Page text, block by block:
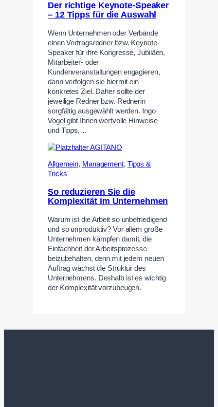
Der richtige Keynote-Speaker
– 12 Tipps für die Auswahl
Wenn Unternehmen oder Verbände
einen Vortragsredner bzw. Keynote-
Speaker für ihre Kongresse, Jubiläen,
Mitarbeiter- oder
Kundenveranstaltungen engagieren,
dann verfolgen sie hiermit ein
konkretes Ziel. Daher sollte der
jeweilige Redner bzw. Rednerin
sorgfältig ausgewählt werden. Ingo
Vogel gibt Ihnen wertvolle Hinweise
und Tipps,…
Allgemein, Management, Tipps &
Tricks
So reduzieren Sie die
Komplexität im Unternehmen
Warum ist die Arbeit so unbefriedigend
und so unproduktiv? Vor allem große
Unternehmen kämpfen damit, die
Einfachheit der Arbeitsprozesse
beizubehalten, denn mit jedem neuen
Auftrag wächst die Struktur des
Unternehmens. Deshalb ist es wichtig
der Komplexität vorzubeugen.